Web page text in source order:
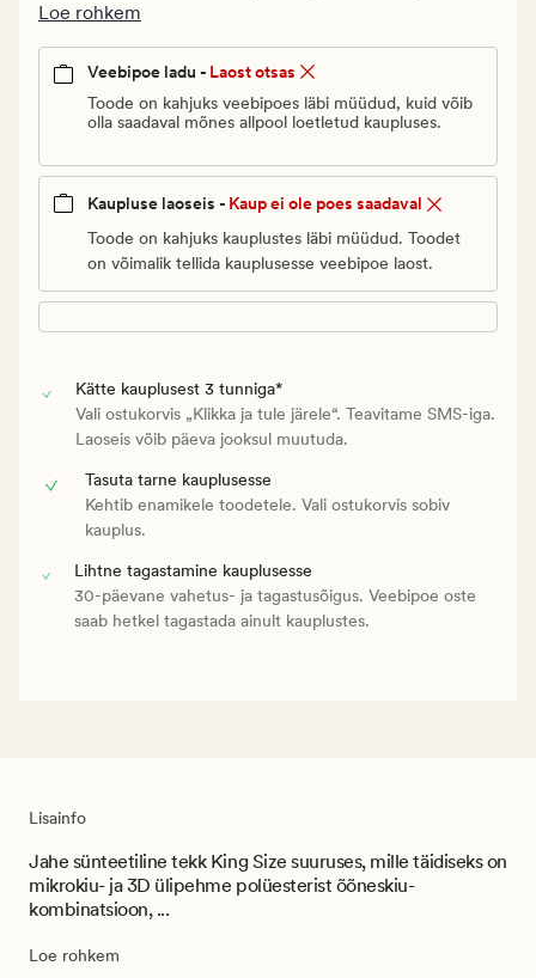
€
Loe rohkem
Veebipoe ladu - Laost otsas
Toode on kahjuks veebipoes läbi müüdud, kuid võib
olla saadaval mõnes allpool loetletud kaupluses.
Kaupluse laoseis - Kaup ei ole poes saadaval
Toode on kahjuks kauplustes läbi müüdud. Toodet
on võimalik tellida kauplusesse veebipoe laost.
Kätte kauplusest 3 tunniga*
Vali ostukorvis „Klikka ja tule järele“. Teavitame SMS-iga.
Laoseis võib päeva jooksul muutuda.
Tasuta tarne kauplusesse
Kehtib enamikele toodetele. Vali ostukorvis sobiv
kauplus.
Lihtne tagastamine kauplusesse
30-päevane vahetus- ja tagastusõigus. Veebipoe oste
saab hetkel tagastada ainult kauplustes.
Lisainfo
Jahe sünteetiline tekk King Size suuruses, mille täidiseks on
mikrokiu- ja 3D ülipehme polüesterist õõneskiu-
kombinatsioon, ...
Loe rohkem